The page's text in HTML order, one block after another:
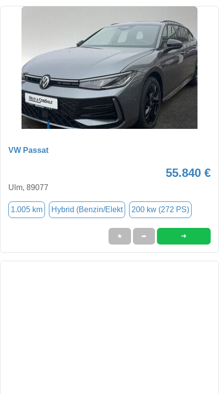
VW Passat
55.840 €
Ulm, 89077
1.005 km Hybrid (Benzin/Elekt 200 kw (272 PS)
★ ➦ ➜